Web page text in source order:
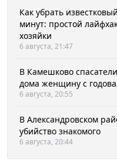
Как убрать
минут: простой
хозяйки
6 августа, 21:47
В Камешково
дома женщину с
6 августа, 20:55
В Александровском
убийство знакомого
6 августа, 20:44